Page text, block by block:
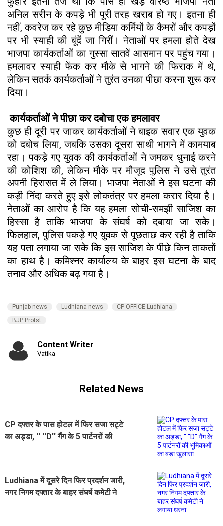
अनिल सरीन के कपड़े भी पूरी तरह खराब हो गए। इतना ही
नहीं, कवरेज कर रहे कुछ मीडिया कर्मियों के कैमरों और कपड़ों
पर भी स्याही की बूंदें जा गिरीं। नेताओं पर हमला होते देख
भाजपा कार्यकर्ताओं का गुस्सा सातवें आसमान पर पहुंच गया।
हमलावर स्याही फेंक कर मौके से भागने की फिराक में थे,
लेकिन सतर्क कार्यकर्ताओं ने तुरंत उनका पीछा करना शुरू कर
दिया।
कार्यकर्ताओं ने पीछा कर दबोचा एक हमलावर
कुछ ही दूरी पर जाकर कार्यकर्ताओं ने बाइक सवार एक युवक
को दबोच लिया, जबकि उसका दूसरा साथी भागने में कामयाब
रहा। पकड़े गए युवक की कार्यकर्ताओं ने जमकर धुनाई करने
की कोशिश की, लेकिन मौके पर मौजूद पुलिस ने उसे तुरंत
अपनी हिरासत में ले लिया। भाजपा नेताओं ने इस घटना की
कड़ी निंदा करते हुए इसे लोकतंत्र पर हमला करार दिया है।
नेताओं का आरोप है कि यह हमला सोची-समझी साजिश का
हिस्सा है ताकि भाजपा के संघर्ष को दबाया जा सके।
फिलहाल, पुलिस पकड़े गए युवक से पूछताछ कर रही है ताकि
यह पता लगाया जा सके कि इस साजिश के पीछे किन ताकतों
का हाथ है। कमिश्नर कार्यालय के बाहर इस घटना के बाद
तनाव और अधिक बढ़ गया है।
Punjab news Ludhiana news
CP OFFICE Ludhiana
BJP Protst
Content Writer
Vatika
Related News
CP दफ्तर के पास होटल में फिर सजा सट्टे
का अड्डा, '' ''D'' गैंग के 5 पार्टनरों की
Ludhiana में दूसरे दिन फिर प्रदर्शन जारी,
नगर निगम दफ्तार के बाहर संघर्ष कमेटी ने